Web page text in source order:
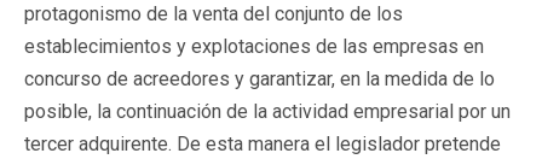
protagonismo de la venta del conjunto de los
establecimientos y explotaciones de las empresas en
concurso de acreedores y garantizar, en la medida de lo
posible, la continuación de la actividad empresarial por un
tercer adquirente. De esta manera el legislador pretende